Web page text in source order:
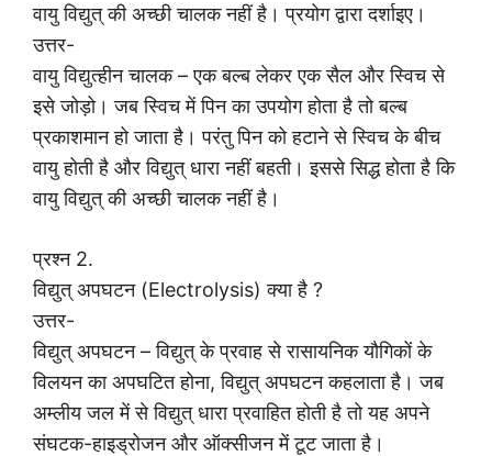
वायु विद्युत् की अच्छी चालक नहीं है। प्रयोग द्वारा दर्शाइए।
उत्तर-
वायु विद्युत्हीन चालक – एक बल्ब लेकर एक सैल और स्विच से
इसे जोड़ो। जब स्विच में पिन का उपयोग होता है तो बल्ब
प्रकाशमान हो जाता है। परंतु पिन को हटाने से स्विच के बीच
वायु होती है और विद्युत् धारा नहीं बहती। इससे सिद्ध होता है कि
वायु विद्युत् की अच्छी चालक नहीं है।
प्रश्न 2.
विद्युत् अपघटन (Electrolysis) क्या है ?
उत्तर-
विद्युत् अपघटन – विद्युत् के प्रवाह से रासायनिक यौगिकों के
विलयन का अपघटित होना, विद्युत् अपघटन कहलाता है। जब
अम्लीय जल में से विद्युत् धारा प्रवाहित होती है तो यह अपने
संघटक-हाइड्रोजन और ऑक्सीजन में टूट जाता है।